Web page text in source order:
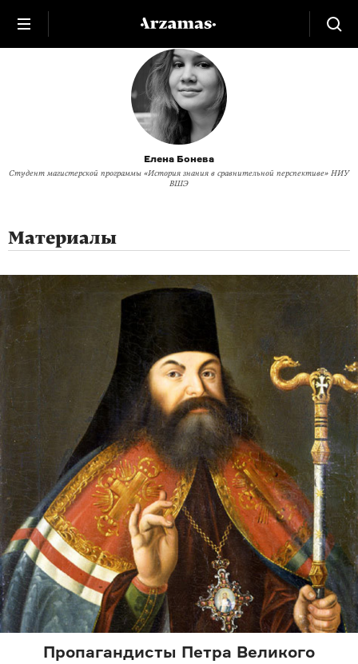
Елена Бонева
Студент магистерской программы «История знания в сравнительной перспективе» НИУ
ВШЭ
Материалы
Пропагандисты Петра Великого